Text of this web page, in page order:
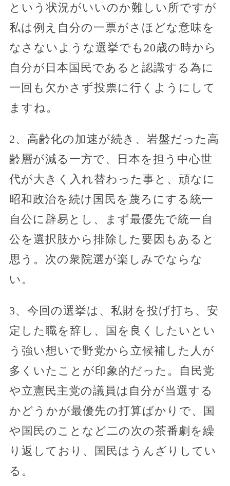
という状況がいいのか難しい所ですが
私は例え自分の一票がさほどな意味を
なさないような選挙でも20歳の時から
自分が日本国民であると認識する為に
一回も欠かさず投票に行くようにして
ますね。
2、高齢化の加速が続き、岩盤だった高
齢層が減る一方で、日本を担う中心世
代が大きく入れ替わった事と、頑なに
昭和政治を続け国民を蔑ろにする統一
自公に辟易とし、まず最優先で統一自
公を選択肢から排除した要因もあると
思う。次の衆院選が楽しみでならな
い。
3、今回の選挙は、私財を投げ打ち、安
定した職を辞し、国を良くしたいとい
う強い想いで野党から立候補した人が
多くいたことが印象的だった。自民党
や立憲民主党の議員は自分が当選する
かどうかが最優先の打算ばかりで、国
や国民のことなど二の次の茶番劇を繰
り返しており、国民はうんざりしてい
る。